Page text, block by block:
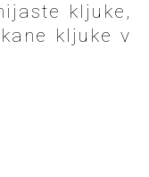
kljuke,
kljuke v